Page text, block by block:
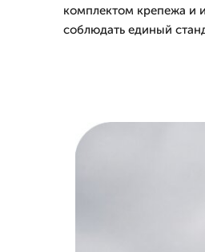
комплектом крепежа и
соблюдать единый